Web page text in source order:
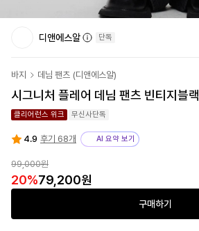
디앤에스알 단독
바지 데님 팬츠 (디앤에스알)
시그니처 플레어 데님 팬츠 빈티지블랙
클리어런스 위크 무신사단독
4.9 후기 68개 AI 요약 보기
99,000원
20%79,200원
구매하기